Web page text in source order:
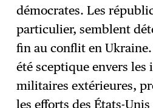
démocrates. Les
particulier, semblent
fin au conflit en
été sceptique envers les
militaires extérieures,
les efforts des États-